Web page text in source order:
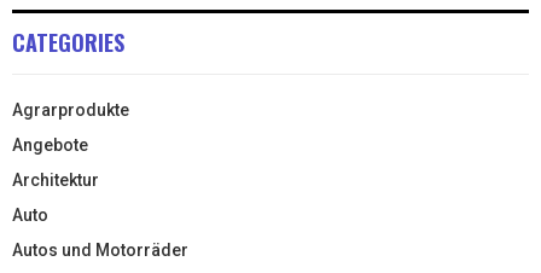
CATEGORIES
Agrarprodukte
Angebote
Architektur
Auto
Autos und Motorräder